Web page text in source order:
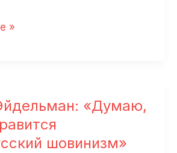
»
«Думаю,
шовинизм»